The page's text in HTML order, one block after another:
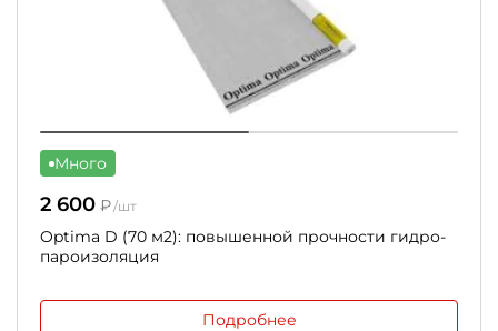
Много
2 600 ₽/шт
Optima D (70 м2): повышенной прочности гидро-
пароизоляция
Подробнее